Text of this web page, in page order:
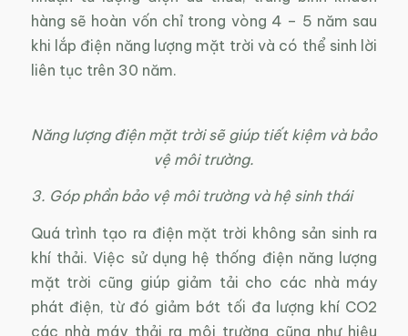
hàng sẽ hoàn vốn chỉ trong vòng 4 – 5 năm sau
khi lắp điện năng lượng mặt trời và có thể sinh lời
liên tục trên 30 năm.
Năng lượng điện mặt trời sẽ giúp tiết kiệm và bảo
vệ môi trường.
3. Góp phần bảo vệ môi trường và hệ sinh thái
Quá trình tạo ra điện mặt trời không sản sinh ra
khí thải. Việc sử dụng hệ thống điện năng lượng
mặt trời cũng giúp giảm tải cho các nhà máy
phát điện, từ đó giảm bớt tối đa lượng khí CO2
các nhà máy thải ra môi trường cũng như hiệu